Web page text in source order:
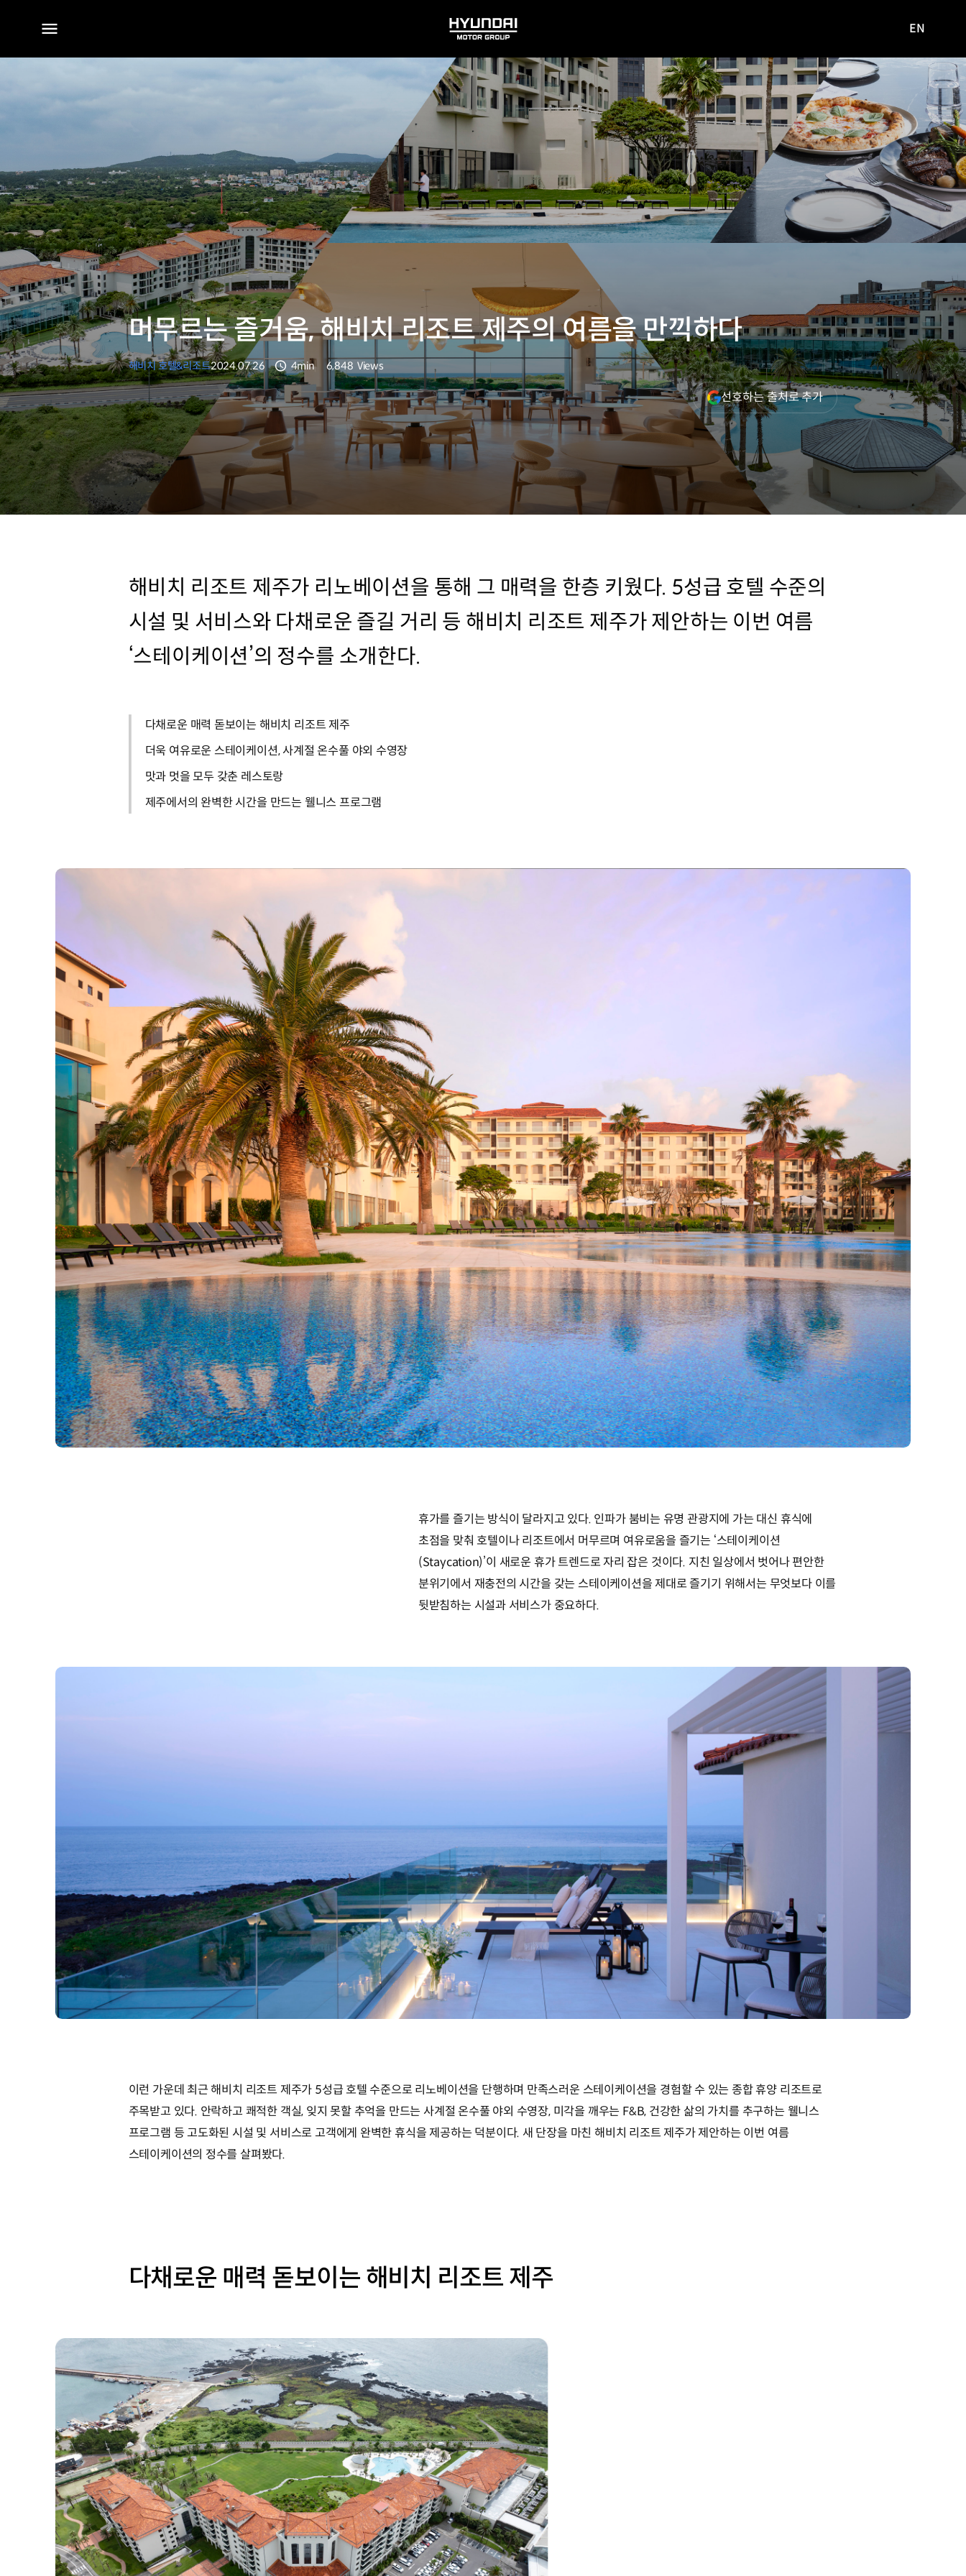
전체
HYUNDAI
MOTOR
GROUP
사이트로
이동
EN
머무르는 즐거움, 해비치 리조트 제주의 여름을 만끽하다
해비치 호텔&리조트2024.07.26
분량
4min
조회수
6,848 Views
선호하는 출처로 추가(새
창
열림)
해비치 리조트 제주가 리노베이션을 통해 그 매력을 한층 키웠다. 5성급 호텔 수준의
시설 및 서비스와 다채로운 즐길 거리 등 해비치 리조트 제주가 제안하는 이번 여름
‘스테이케이션’의 정수를 소개한다.
다채로운 매력 돋보이는 해비치 리조트 제주
더욱 여유로운 스테이케이션, 사계절 온수풀 야외 수영장
맛과 멋을 모두 갖춘 레스토랑
제주에서의 완벽한 시간을 만드는 웰니스 프로그램
휴가를 즐기는 방식이 달라지고 있다. 인파가 붐비는 유명 관광지에 가는 대신 휴식에
초점을 맞춰 호텔이나 리조트에서 머무르며 여유로움을 즐기는 ‘스테이케이션
(Staycation)’이 새로운 휴가 트렌드로 자리 잡은 것이다. 지친 일상에서 벗어나 편안한
분위기에서 재충전의 시간을 갖는 스테이케이션을 제대로 즐기기 위해서는 무엇보다 이를
뒷받침하는 시설과 서비스가 중요하다.
이런 가운데 최근 해비치 리조트 제주가 5성급 호텔 수준으로 리노베이션을 단행하며 만족스러운 스테이케이션을 경험할 수 있는 종합 휴양 리조트로
주목받고 있다. 안락하고 쾌적한 객실, 잊지 못할 추억을 만드는 사계절 온수풀 야외 수영장, 미각을 깨우는 F&B, 건강한 삶의 가치를 추구하는 웰니스
프로그램 등 고도화된 시설 및 서비스로 고객에게 완벽한 휴식을 제공하는 덕분이다. 새 단장을 마친 해비치 리조트 제주가 제안하는 이번 여름
스테이케이션의 정수를 살펴봤다.
다채로운 매력 돋보이는 해비치 리조트 제주